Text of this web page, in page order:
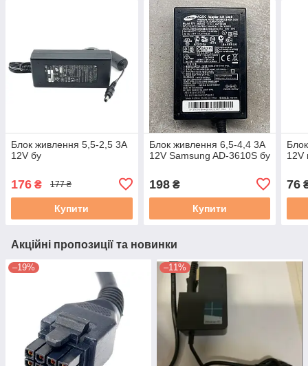
Блок живлення 5,5-2,5 3A
12V бу
176 ₴ 177 ₴
Купити
Блок живлення 6,5-4,4 3A
12V Samsung AD-3610S бу
198₴
Купити
12V
76
Акційні пропозиції та новинки
–19% –11%